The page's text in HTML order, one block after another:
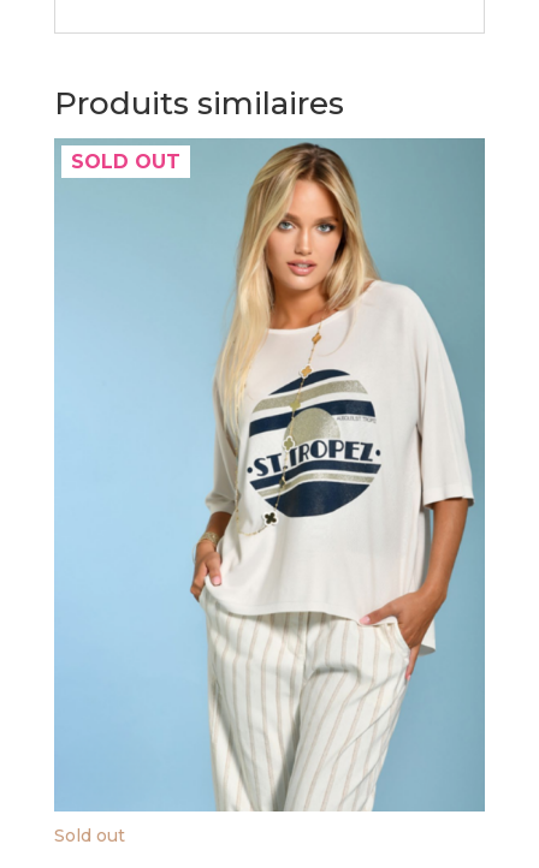
Produits similaires
SOLD OUT
Sold out